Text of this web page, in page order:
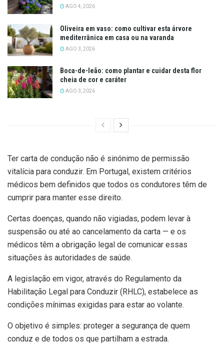
AGO 4, 2026
Oliveira em vaso: como cultivar esta árvore
mediterrânica em casa ou na varanda
AGO 3, 2026
Boca-de-leão: como plantar e cuidar desta flor
cheia de cor e caráter
AGO 3, 2026
Ter carta de condução não é sinónimo de permissão
vitalícia para conduzir. Em Portugal, existem critérios
médicos bem definidos que todos os condutores têm de
cumprir para manter esse direito.
Certas doenças, quando não vigiadas, podem levar à
suspensão ou até ao cancelamento da carta — e os
médicos têm a obrigação legal de comunicar essas
situações às autoridades de saúde.
A legislação em vigor, através do Regulamento da
Habilitação Legal para Conduzir (RHLC), estabelece as
condições mínimas exigidas para estar ao volante.
O objetivo é simples: proteger a segurança de quem
conduz e de todos os que partilham a estrada.